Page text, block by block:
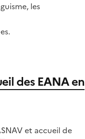
les
des EANA en
et accueil de